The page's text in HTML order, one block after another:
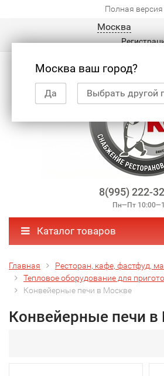
Полная версия
Москва
Москва ваш город?
Да Выбрать другой
8(995) 222-
Пн—Пт
Каталог товаров
Главная
Ресторан, кафе, фастфуд,
Тепловое оборудование для
Конвейерные печи в Москве
Конвейерные печи